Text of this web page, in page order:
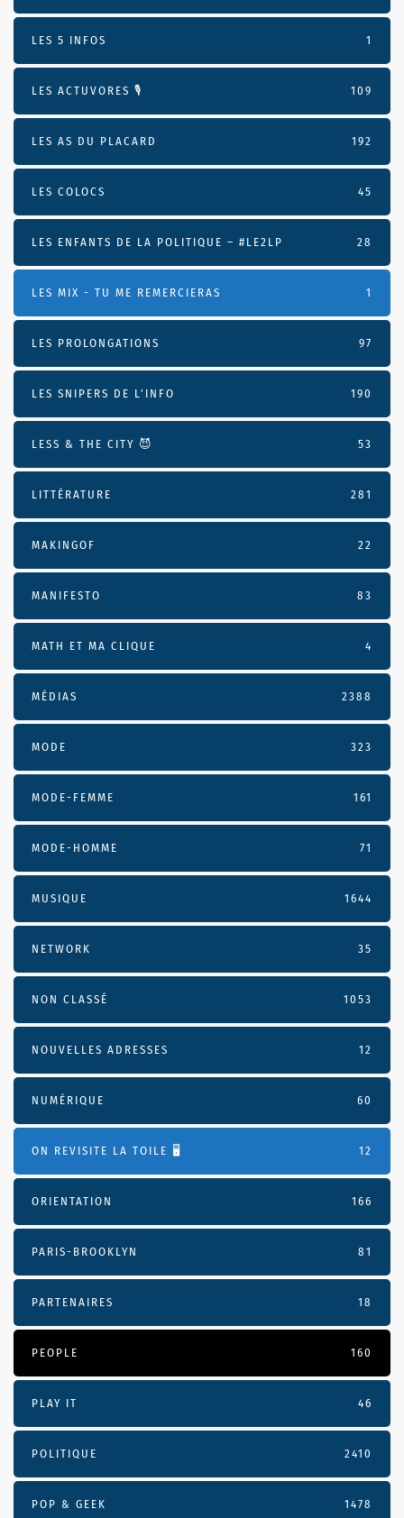
LES 5 INFOS 1
LES ACTUVORES 🎙 109
LES AS DU PLACARD 192
LES COLOCS 45
LES ENFANTS DE LA POLITIQUE – #LE2LP 28
LES MIX - TU ME REMERCIERAS 1
LES PROLONGATIONS 97
LES SNIPERS DE L’INFO 190
LESS & THE CITY 😈 53
LITTÉRATURE 281
MAKINGOF 22
MANIFESTO 83
MATH ET MA CLIQUE 4
MÉDIAS 2388
MODE 323
MODE-FEMME 161
MODE-HOMME 71
MUSIQUE 1644
NETWORK 35
NON CLASSÉ 1053
NOUVELLES ADRESSES 12
NUMÉRIQUE 60
ON REVISITE LA TOILE 🖥️ 12
ORIENTATION 166
PARIS-BROOKLYN 81
PARTENAIRES 18
PEOPLE 160
PLAY IT 46
POLITIQUE 2410
POP & GEEK 1478